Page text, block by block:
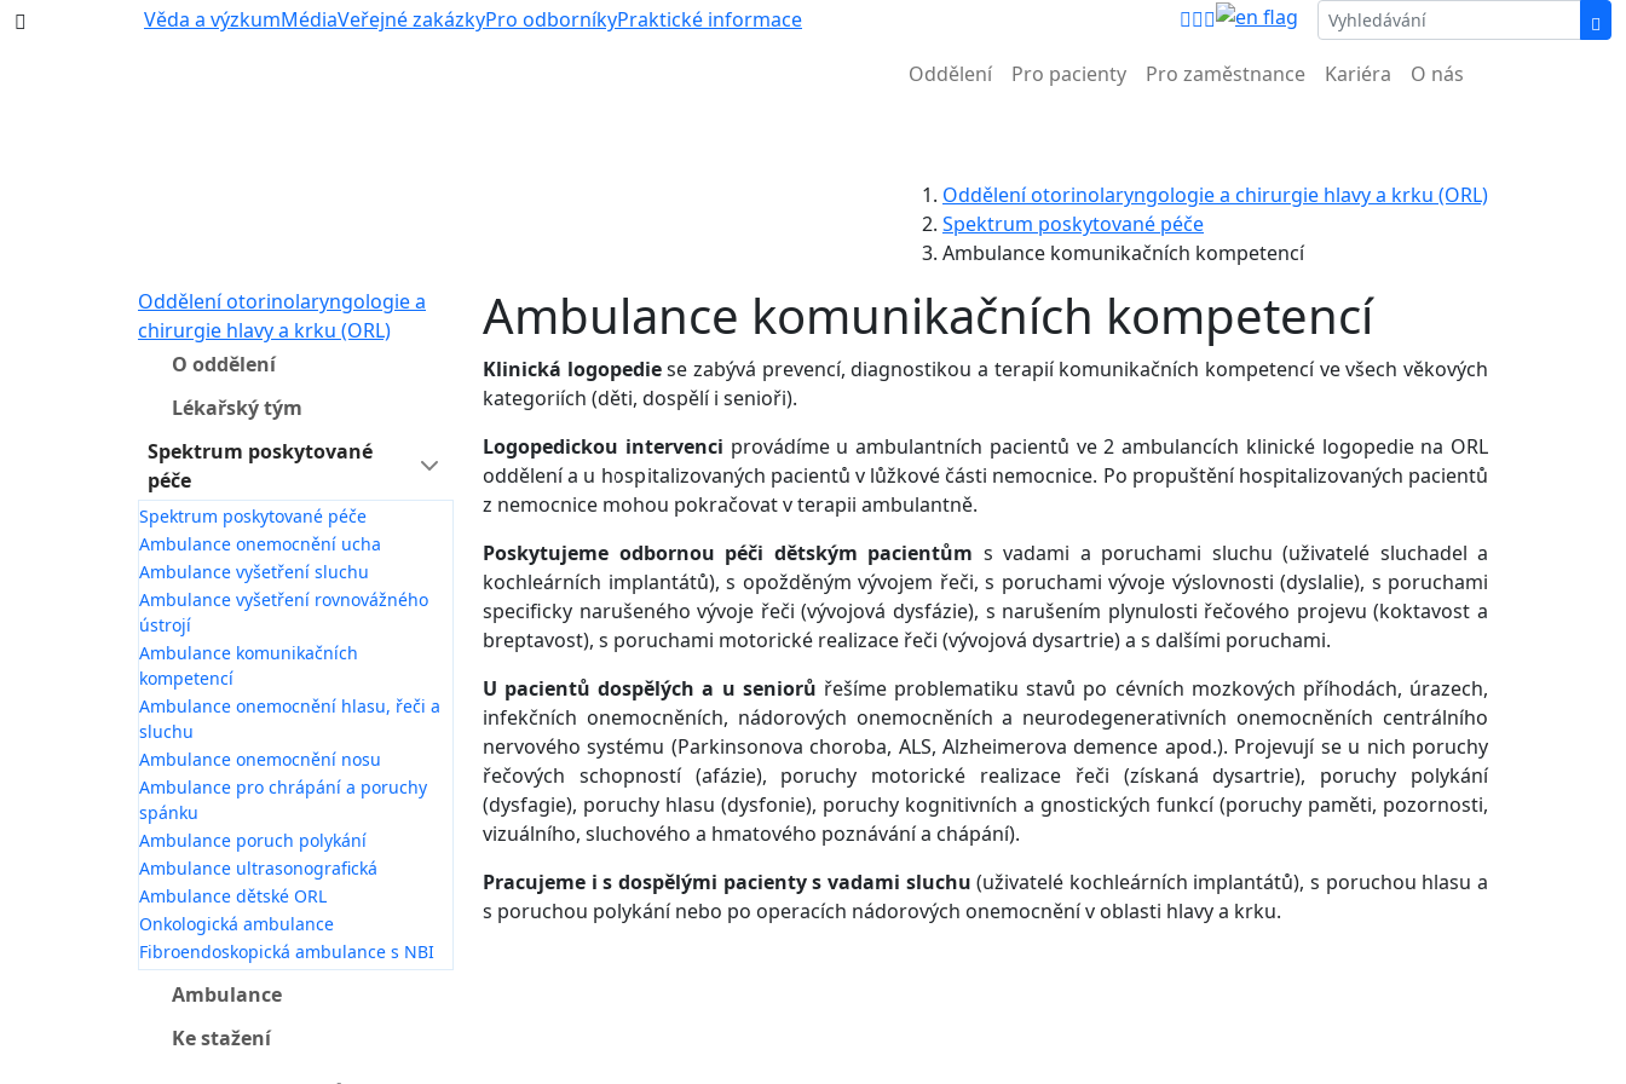
Věda a výzkumMédiaVeřejné zakázkyPro odborníkyPraktické informace
Oddělení Pro pacienty Pro zaměstnance Kariéra O nás
Oddělení otorinolaryngologie a chirurgie hlavy a krku (ORL)
Spektrum poskytované péče
Ambulance komunikačních kompetencí
Oddělení otorinolaryngologie a
chirurgie hlavy a krku (ORL)
O oddělení
Lékařský tým
Spektrum poskytované
péče
Spektrum poskytované péče
Ambulance onemocnění ucha
Ambulance vyšetření sluchu
Ambulance vyšetření rovnovážného
ústrojí
Ambulance komunikačních
kompetencí
Ambulance onemocnění hlasu, řeči a
sluchu
Ambulance onemocnění nosu
Ambulance pro chrápání a poruchy
spánku
Ambulance poruch polykání
Ambulance ultrasonografická
Ambulance dětské ORL
Onkologická ambulance
Fibroendoskopická ambulance s NBI
Ambulance
Ke stažení
Ambulance komunikačních kompetencí
Klinická logopediese zabývá prevencí, diagnostikou a terapií komunikačních kompetencí ve všech věkových
kategoriích (děti, dospělí i senioři).
Logopedickou intervenci provádíme u ambulantních pacientů ve 2 ambulancích klinické logopedie na ORL
oddělení a u hospitalizovaných pacientů v lůžkové části nemocnice. Po propuštění hospitalizovaných pacientů
z nemocnice mohou pokračovat v terapii ambulantně.
Poskytujeme odbornou péči dětským pacientům s vadami a poruchami sluchu (uživatelé sluchadel a
kochleárních implantátů), s opožděným vývojem řeči, s poruchami vývoje výslovnosti (dyslalie), s poruchami
specificky narušeného vývoje řeči (vývojová dysfázie), s narušením plynulosti řečového projevu (koktavost a
breptavost), s poruchami motorické realizace řeči (vývojová dysartrie) a s dalšími poruchami.
U pacientů dospělých a u seniorů řešíme problematiku stavů po cévních mozkových příhodách, úrazech,
infekčních onemocněních, nádorových onemocněních a neurodegenerativních onemocněních centrálního
nervového systému (Parkinsonova choroba, ALS, Alzheimerova demence apod.). Projevují se u nich poruchy
řečových schopností (afázie), poruchy motorické realizace řeči (získaná dysartrie), poruchy polykání
(dysfagie), poruchy hlasu (dysfonie), poruchy kognitivních a gnostických funkcí (poruchy paměti, pozornosti,
vizuálního, sluchového a hmatového poznávání a chápání).
Pracujeme i s dospělými pacienty s vadami sluchu (uživatelé kochleárních implantátů), s poruchou hlasu a
s poruchou polykání nebo po operacích nádorových onemocnění v oblasti hlavy a krku.